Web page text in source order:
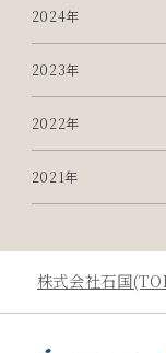
2024年
2023年
2022年
2021年
株式会社石国